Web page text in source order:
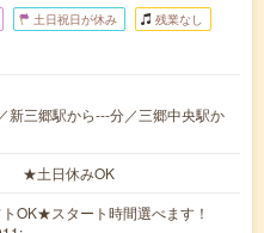
土日祝日が休み 残業なし
新三郷駅から---分／三郷中央駅か
★土日休みOK
OK★スタート時間選べます！